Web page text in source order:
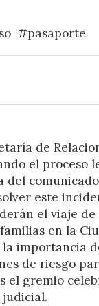
#pasaporte
de
el proceso
del
este
el viaje
en la
la importancia
de riesgo
el gremio
judicial.